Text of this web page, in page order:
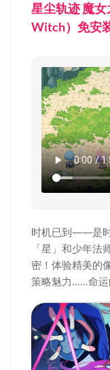
星尘轨迹 魔
Witch）免安
时机已到——是
「星」和少年
密！体验精美的
策略魅力……命运